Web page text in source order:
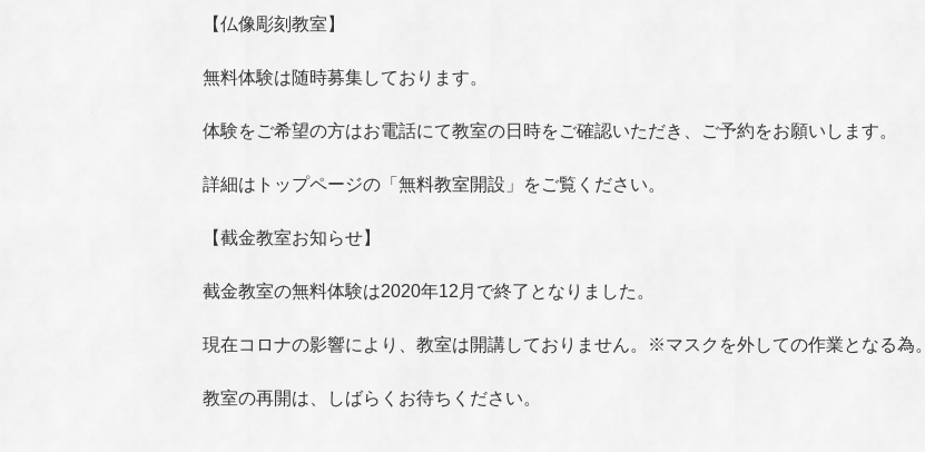
【仏像彫刻教室】
無料体験は随時募集しております。
体験をご希望の方はお電話にて教室の日時をご確認いただき、ご予約をお願いします。
詳細はトップページの「無料教室開設」をご覧ください。
【截金教室お知らせ】
截金教室の無料体験は2020年12月で終了となりました。
現在コロナの影響により、教室は開講しておりません。※マスクを外しての作業となる為。
教室の再開は、しばらくお待ちください。